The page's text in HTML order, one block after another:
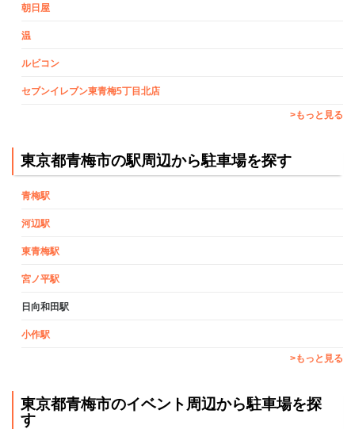
朝日屋
温
ルビコン
セブンイレブン東青梅5丁目北店
>もっと見る
東京都青梅市の駅周辺から駐車場を探す
青梅駅
河辺駅
東青梅駅
宮ノ平駅
日向和田駅
小作駅
>もっと見る
東京都青梅市のイベント周辺から駐車場を探
す